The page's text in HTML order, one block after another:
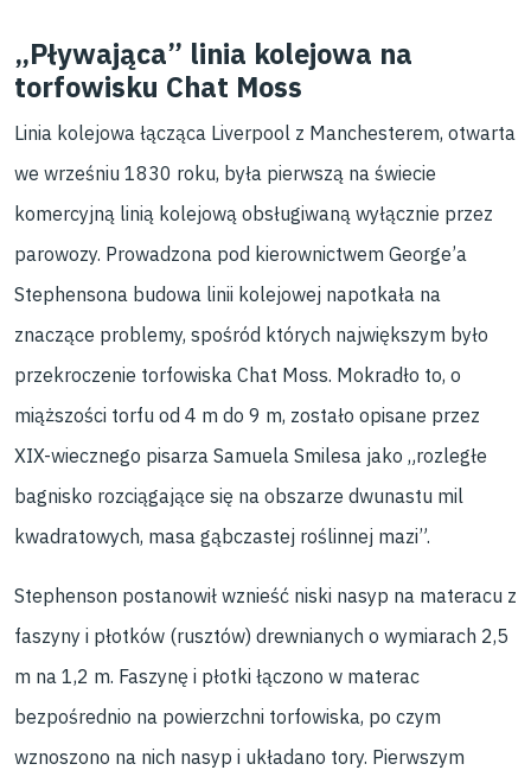
„Pływająca” linia kolejowa na
torfowisku Chat Moss
Linia kolejowa łącząca Liverpool z Manchesterem, otwarta
we wrześniu 1830 roku, była pierwszą na świecie
komercyjną linią kolejową obsługiwaną wyłącznie przez
parowozy. Prowadzona pod kierownictwem George’a
Stephensona budowa linii kolejowej napotkała na
znaczące problemy, spośród których największym było
przekroczenie torfowiska Chat Moss. Mokradło to, o
miąższości torfu od 4 m do 9 m, zostało opisane przez
XIX-wiecznego pisarza Samuela Smilesa jako „rozległe
bagnisko rozciągające się na obszarze dwunastu mil
kwadratowych, masa gąbczastej roślinnej mazi”.
Stephenson postanowił wznieść niski nasyp na materacu z
faszyny i płotków (rusztów) drewnianych o wymiarach 2,5
m na 1,2 m. Faszynę i płotki łączono w materac
bezpośrednio na powierzchni torfowiska, po czym
wznoszono na nich nasyp i układano tory. Pierwszym